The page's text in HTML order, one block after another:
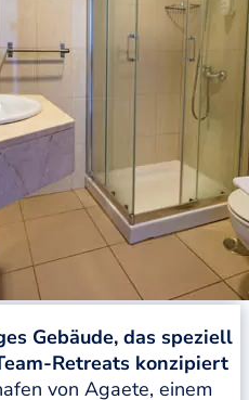
Gebäude, das speziell
Retreats konzipiert
von Agaete, einem